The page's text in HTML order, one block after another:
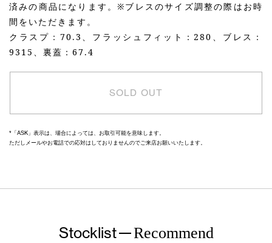
済みの商品になります。※ブレスのサイズ調整の際はお時
間をいただきます。
クラスプ：70.3、フラッシュフィット：280、ブレス：
9315、裏蓋：67.4
SOLD OUT
*「ASK」表示は、場合によっては、お取引可能を意味します。
ただしメールやお電話での応対はしておりませんのでご来店お願いいたします。
Stocklist Recommend